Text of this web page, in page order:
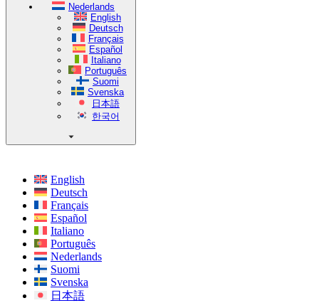
Nederlands
English
Deutsch
Français
Español
Italiano
Português
Suomi
Svenska
日本語
한국어
English
Deutsch
Français
Español
Italiano
Português
Nederlands
Suomi
Svenska
日本語